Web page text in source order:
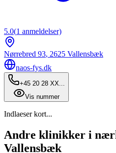
5.0(1 anmeldelser)
Nørrebred 93, 2625 Vallensbæk
naos-fys.dk
+45 20 28 XX...
Vis nummer
Indlaeser kort...
Andre klinikker i
Vallensbæk